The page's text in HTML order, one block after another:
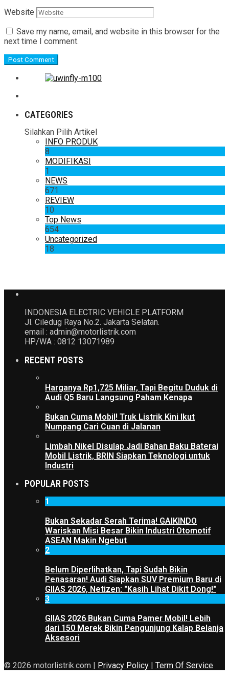
Website
Save my name, email, and website in this browser for the
next time I comment.
CATEGORIES
Silahkan Pilih Artikel
INFO PRODUK
8
MODIFIKASI
1
NEWS
671
REVIEW
10
Top News
654
Uncategorized
18
INDONESIA ELECTRIC VEHICLE PLATFORM
Jl. Ciledug Raya No.2. Jakarta Selatan.
email : admin@motorlistrik.com
HP/WA : 0812 13071989
RECENT POSTS
Harganya Rp1,725 Miliar, Tapi Begitu Duduk di
Audi Q5 Baru Langsung Paham Kenapa
Bukan Cuma Mobil! Truk Listrik Kini Ikut
Numpang Cari Cuan di Jalanan
Limbah Nikel Disulap Jadi Bahan Baku Baterai
Mobil Listrik, BRIN Siapkan Teknologi untuk
Industri
POPULAR POSTS
1
Bukan Sekadar Serah Terima! GAIKINDO
Wariskan Misi Besar Bikin Industri Otomotif
ASEAN Makin Ngebut
2
Belum Diperlihatkan, Tapi Sudah Bikin
Penasaran! Audi Siapkan SUV Premium Baru di
GIIAS 2026, Netizen: "Kasih Lihat Dikit Dong!"
3
GIIAS 2026 Bukan Cuma Pamer Mobil! Lebih
dari 150 Merek Bikin Pengunjung Kalap Belanja
Aksesori
© 2026 motorlistrik.com | Privacy Policy Term Of Service